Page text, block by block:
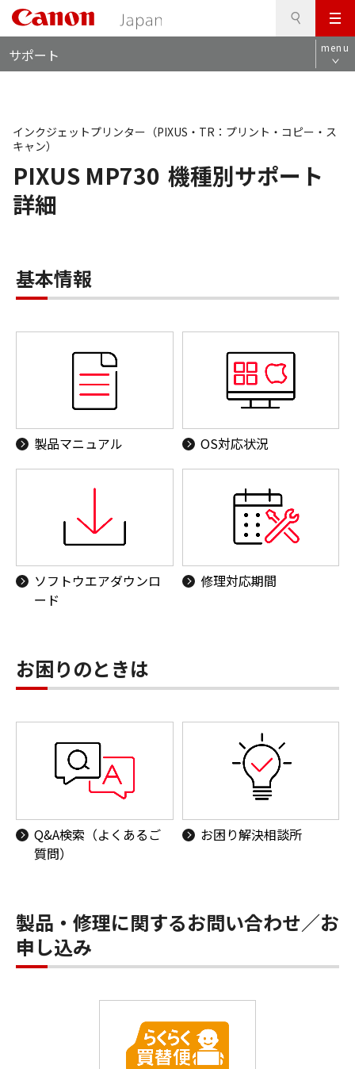
メ
ニ
ュ
サポート menu
PIXUS MP730 機種別サポート
詳細
インクジェットプリンター（PIXUS・TR：プリント・コピー・ス
キャン）
基本情報
製品マニュアル OS対応状況
ソフトウエアダウンロ
ード
修理対応期間
お困りのときは
Q&A検索（よくあるご
質問）
お困り解決相談所
製品・修理に関するお問い合わせ／お
申し込み